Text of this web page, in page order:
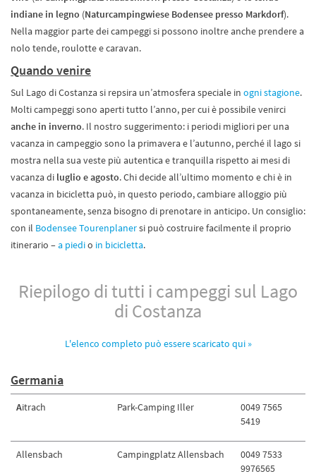
indiane in legno (Naturcampingwiese Bodensee presso Markdorf).
Nella maggior parte dei campeggi si possono inoltre anche prendere a
nolo tende, roulotte e caravan.
Quando venire
Sul Lago di Costanza si repsira un’atmosfera speciale in ogni stagione.
Molti campeggi sono aperti tutto l’anno, per cui è possibile venirci
anche in inverno. Il nostro suggerimento: i periodi migliori per una
vacanza in campeggio sono la primavera e l’autunno, perché il lago si
mostra nella sua veste più autentica e tranquilla rispetto ai mesi di
vacanza di luglio e agosto. Chi decide all’ultimo momento e chi è in
vacanza in bicicletta può, in questo periodo, cambiare alloggio più
spontaneamente, senza bisogno di prenotare in anticipo. Un consiglio:
con il Bodensee Tourenplanersi può costruire facilmente il proprio
itinerario –a piedio in bicicletta.
Riepilogo di tutti i campeggi sul Lago
di Costanza
L'elenco completo può essere scaricato qui »
Germania
Aitrach Park-Camping Iller
0049 7565
5419
Allensbach Campingplatz Allensbach
0049 7533
9976565